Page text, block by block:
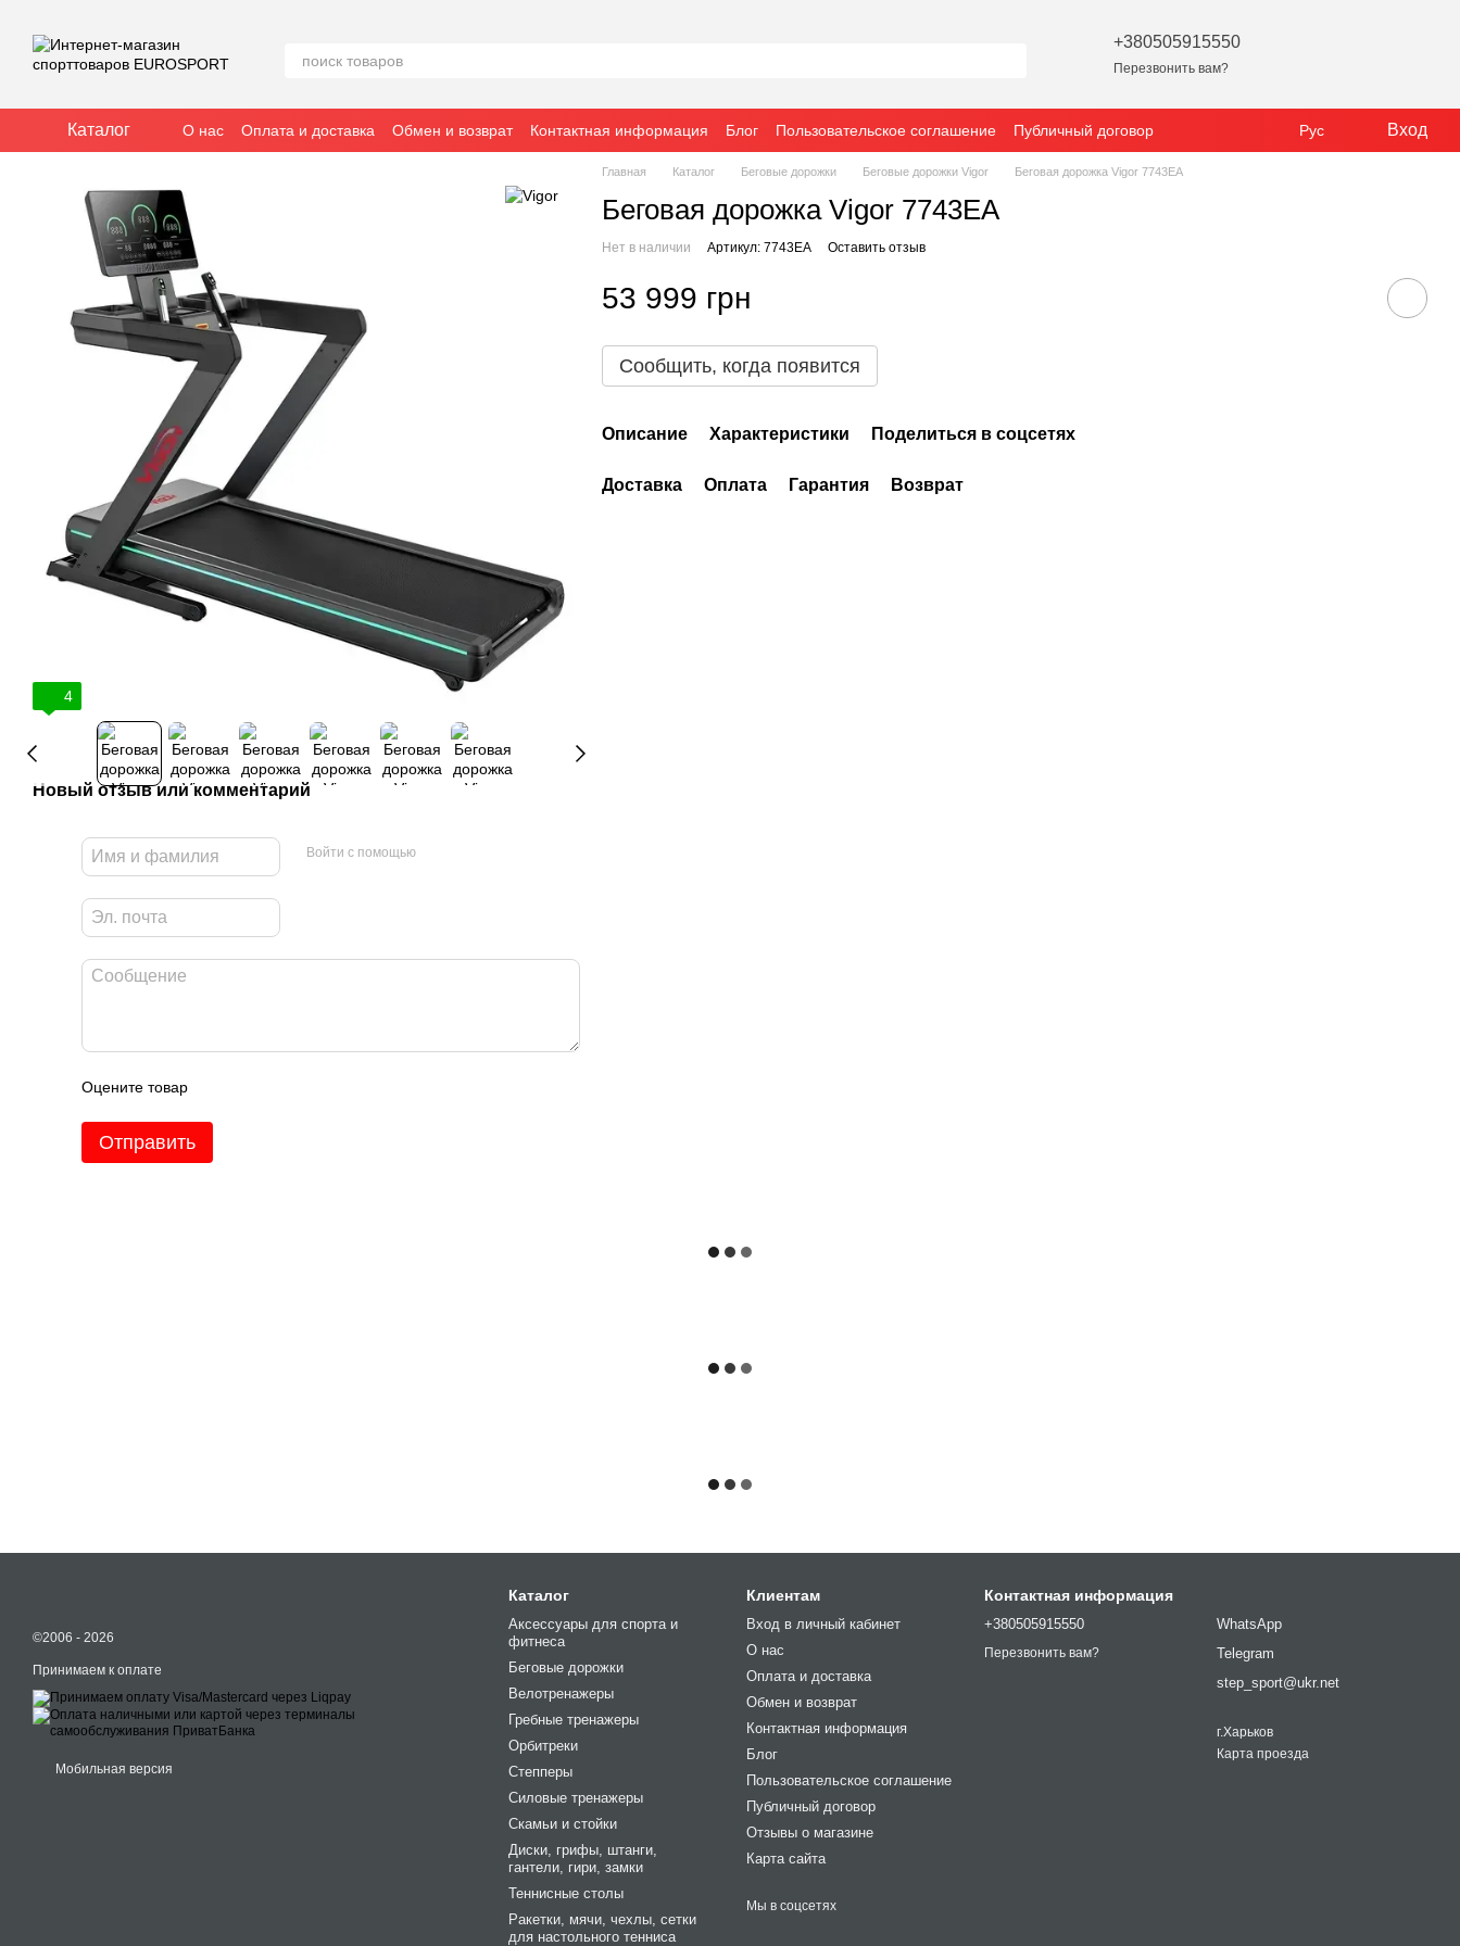
+380505915550
Перезвонить вам?
Каталог О нас Оплата и доставка Обмен и возврат Контактная информация Блог Пользовательское соглашение
Публичный договор
Отзывы о магазине
Рус Вход
4
Новый отзыв или комментарий
Войти с помощью
Оцените товар
Отправить
Главная Каталог Беговые дорожки Беговые дорожки Vigor Беговая дорожка Vigor 7743EA
Беговая дорожка Vigor 7743EA
Нет в наличии Артикул: 7743EA Оставить отзыв
53 999 грн
Сообщить, когда появится
Описание Характеристики Поделиться в соцсетях
Доставка Оплата Гарантия Возврат
©2006 - 2026
Принимаем к оплате
Мобильная версия
Каталог
Аксессуары для спорта и
фитнеса
Беговые дорожки
Велотренажеры
Гребные тренажеры
Орбитреки
Степперы
Силовые тренажеры
Cкамьи и стойки
Диски, грифы, штанги,
гантели, гири, замки
Теннисные столы
Ракетки, мячи, чехлы, сетки
для настольного тенниса
Клиентам
Вход в личный кабинет
О нас
Оплата и доставка
Обмен и возврат
Контактная информация
Блог
Пользовательское соглашение
Публичный договор
Отзывы о магазине
Карта сайта
Мы в соцсетях
Контактная информация
+380505915550
Перезвонить вам?
WhatsApp
Telegram
step_sport@ukr.net
г.Харьков
Карта проезда